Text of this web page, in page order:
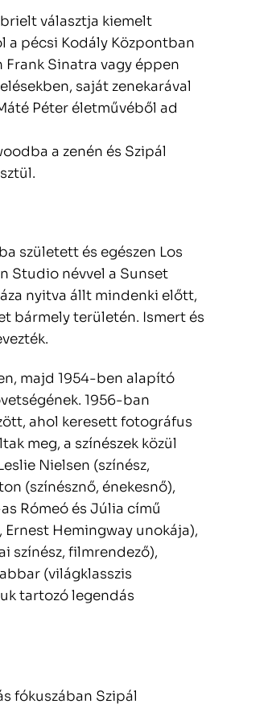
választja kiemelt
a pécsi Kodály Központban
Frank Sinatra vagy éppen
saját zenekarával
Péter életművéből ad
a zenén és Szipál
született és egészen Los
Studio névvel a Sunset
nyitva állt mindenki előtt,
bármely területén. Ismert és
majd 1954-ben alapító
1956-ban
ahol keresett fotográfus
meg, a színészek közül
Nielsen (színész,
(színésznő, énekesnő),
Rómeó és Júlia című
Hemingway unokája),
színész, filmrendező),
(világklasszis
tartozó legendás
fókuszában Szipál